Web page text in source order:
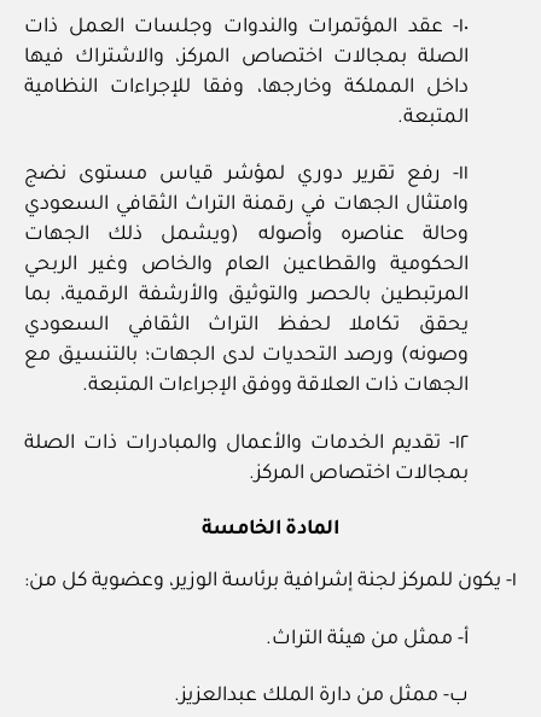
١٠- عقد المؤتمرات والندوات وجلسات العمل ذات
الصلة بمجالات اختصاص المركز، والاشتراك فيها
داخل المملكة وخارجها، وفقا للإجراءات النظامية
المتبعة.
١١- رفع تقرير دوري لمؤشر قياس مستوى نضج
وامتثال الجهات في رقمنة التراث الثقافي السعودي
وحالة عناصره وأصوله (ويشمل ذلك الجهات
الحكومية والقطاعين العام والخاص وغير الربحي
المرتبطين بالحصر والتوثيق والأرشفة الرقمية، بما
يحقق تكاملا لحفظ التراث الثقافي السعودي
وصونه) ورصد التحديات لدى الجهات؛ بالتنسيق مع
الجهات ذات العلاقة ووفق الإجراءات المتبعة.
١٢- تقديم الخدمات والأعمال والمبادرات ذات الصلة
بمجالات اختصاص المركز.
المادة الخامسة
١- يكون للمركز لجنة إشرافية برئاسة الوزير، وعضوية كل من:
أ- ممثل من هيئة التراث.
ب- ممثل من دارة الملك عبدالعزيز.